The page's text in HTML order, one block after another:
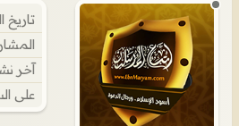
تاريخ
آخر
على